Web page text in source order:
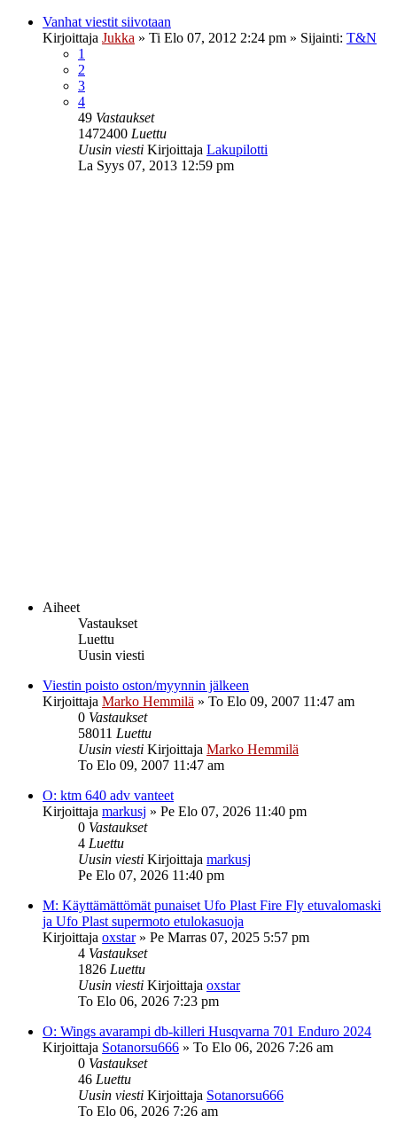
Vanhat viestit siivotaan
Kirjoittaja Jukka » Ti Elo 07, 2012 2:24 pm » Sijainti: T&N
1
2
3
4
49 Vastaukset
1472400 Luettu
Uusin viesti Kirjoittaja Lakupilotti
La Syys 07, 2013 12:59 pm
Aiheet
Vastaukset
Luettu
Uusin viesti
Viestin poisto oston/myynnin jälkeen
Kirjoittaja Marko Hemmilä » To Elo 09, 2007 11:47 am
0 Vastaukset
58011 Luettu
Uusin viesti Kirjoittaja Marko Hemmilä
To Elo 09, 2007 11:47 am
O: ktm 640 adv vanteet
Kirjoittaja markusj » Pe Elo 07, 2026 11:40 pm
0 Vastaukset
4 Luettu
Uusin viesti Kirjoittaja markusj
Pe Elo 07, 2026 11:40 pm
M: Käyttämättömät punaiset Ufo Plast Fire Fly etuvalomaski
ja Ufo Plast supermoto etulokasuoja
Kirjoittaja oxstar» Pe Marras 07, 2025 5:57 pm
4 Vastaukset
1826 Luettu
Uusin viesti Kirjoittaja oxstar
To Elo 06, 2026 7:23 pm
O: Wings avarampi db-killeri Husqvarna 701 Enduro 2024
Kirjoittaja Sotanorsu666 » To Elo 06, 2026 7:26 am
0 Vastaukset
46 Luettu
Uusin viesti Kirjoittaja Sotanorsu666
To Elo 06, 2026 7:26 am